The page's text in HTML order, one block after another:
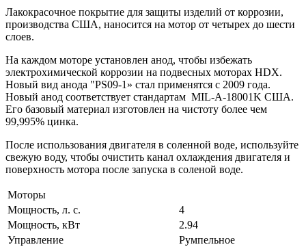
Лакокрасочное покрытие для защиты изделий от коррозии,
производства США, наносится на мотор от четырех до шести
слоев.
На каждом моторе установлен анод, чтобы избежать
электрохимической коррозии на подвесных моторах HDX.
Новый вид анода "PS09-1» стал применятся с 2009 года.
Новый анод соответствует стандартам MIL-A-18001K США.
Его базовый материал изготовлен на чистоту более чем
99,995% цинка.
После использования двигателя в соленной воде, используйте
свежую воду, чтобы очистить канал охлаждения двигателя и
поверхность мотора после запуска в соленой воде.
Моторы
Мощность, л. с.
4
Мощность, кВт
2.94
Управление
Румпельное